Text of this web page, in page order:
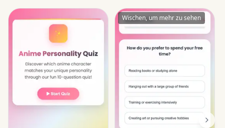
Wischen, um mehr zu sehen